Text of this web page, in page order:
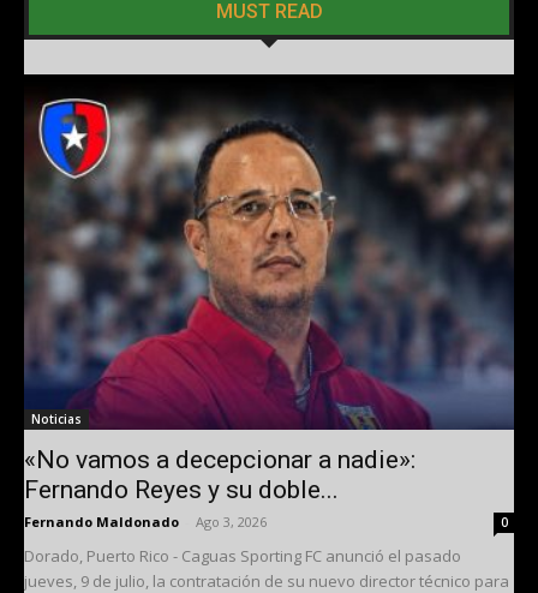
MUST READ
Noticias
«No vamos a decepcionar a nadie»:
Fernando Reyes y su doble...
Fernando Maldonado Ago 3, 2026 0
Dorado, Puerto Rico - Caguas Sporting FC anunció el pasado
jueves, 9 de julio, la contratación de su nuevo director técnico para